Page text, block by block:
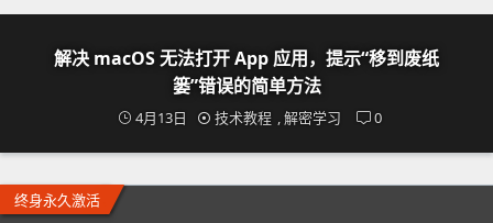
解决 macOS 无法打开 App 应用，提示“移到废纸
篓”错误的简单方法
4月13日 技术教程 解密学习 0
终身永久激活